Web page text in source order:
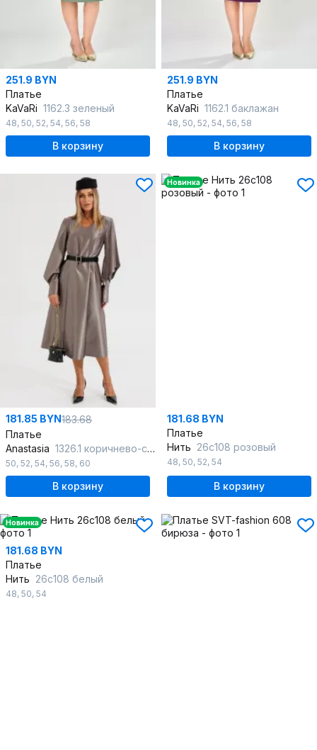
251.9 BYN
Платье
KaVaRi 1162.3 зеленый
48, 50, 52, 54, 56, 58
В корзину
251.9 BYN
Платье
KaVaRi 1162.1 баклажан
48, 50, 52, 54, 56, 58
В корзину
181.85 BYN183.68
Платье
Anastasia 1326.1 коричнево-серый
50, 52, 54, 56, 58, 60
В корзину
Новинка
181.68 BYN
Платье
Нить 26с108 розовый
48, 50, 52, 54
В корзину
Новинка
181.68 BYN
Платье
Нить 26с108 белый
48, 50, 54